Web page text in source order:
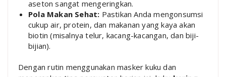
aseton sangat mengeringkan.
Pola Makan Sehat: Pastikan Anda mengonsumsi
cukup air, protein, dan makanan yang kaya akan
biotin (misalnya telur, kacang-kacangan, dan biji-
bijian).
Dengan rutin menggunakan masker kuku dan